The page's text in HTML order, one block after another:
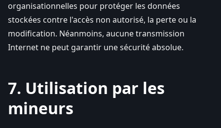
organisationnelles pour protéger les données
stockées contre l'accès non autorisé, la perte ou la
modification. Néanmoins, aucune transmission
Internet ne peut garantir une sécurité absolue.
7. Utilisation par les
mineurs